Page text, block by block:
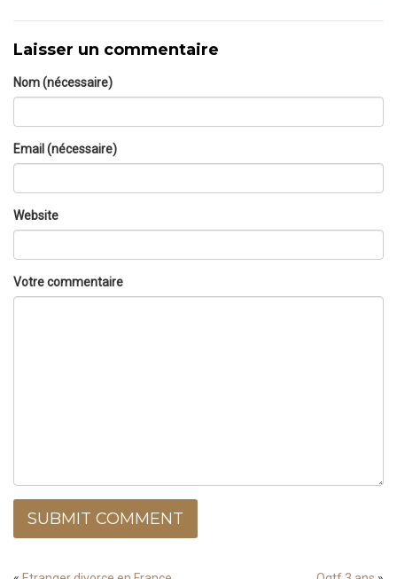
Laisser un commentaire
Nom (nécessaire)
Email (nécessaire)
Website
Votre commentaire
SUBMIT COMMENT